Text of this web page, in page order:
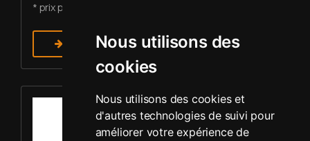
Nous utilisons des
cookies
Nous utilisons des cookies et
d'autres technologies de suivi pour
améliorer votre expérience de
* prix pour 2 à 5 j de location
En savoir plus
Louer Plaque vibrante - Mikasa MVC-F60R